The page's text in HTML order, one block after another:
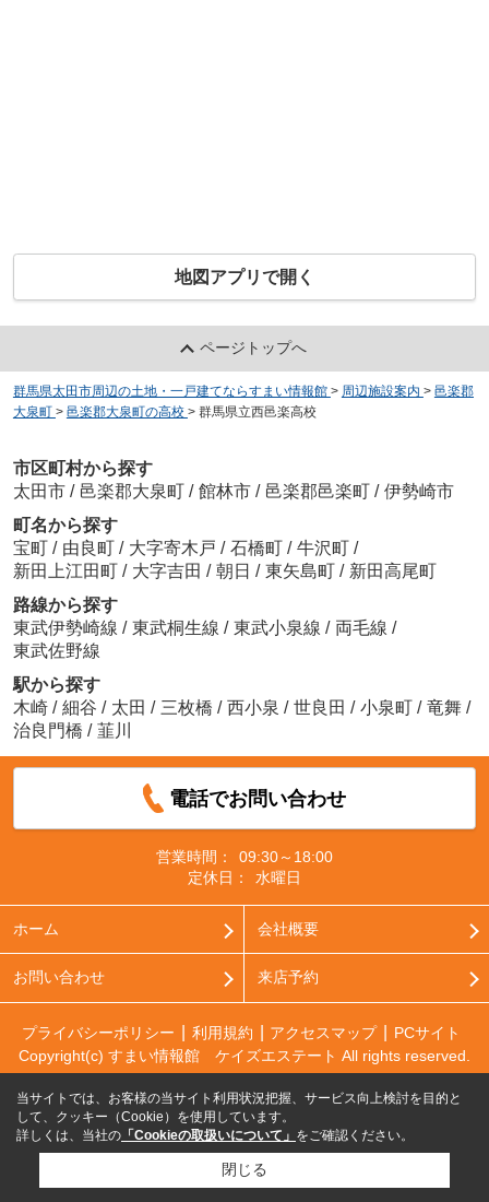
地図アプリで開く
ページトップへ
群馬県太田市周辺の土地・一戸建てならすまい情報館 > 周辺施設案内 > 邑楽郡
大泉町 > 邑楽郡大泉町の高校 > 群馬県立西邑楽高校
市区町村から探す
太田市 / 邑楽郡大泉町 / 館林市 / 邑楽郡邑楽町 / 伊勢崎市
町名から探す
宝町 / 由良町 / 大字寄木戸 / 石橋町 / 牛沢町 /
新田上江田町 / 大字吉田 / 朝日 / 東矢島町 / 新田高尾町
路線から探す
東武伊勢崎線 / 東武桐生線 / 東武小泉線 / 両毛線 /
東武佐野線
駅から探す
木崎 / 細谷 / 太田 / 三枚橋 / 西小泉 / 世良田 / 小泉町 / 竜舞 /
治良門橋 / 韮川
電話でお問い合わせ
営業時間：
09:30～18:00
定休日：
水曜日
ホーム 会社概要
お問い合わせ 来店予約
プライバシーポリシー 利用規約 アクセスマップ
PCサイト
Copyright(c) すまい情報館 ケイズエステート All rights reserved.
当サイトでは、お客様の当サイト利用状況把握、サービス向上検討を目的と
して、クッキー（Cookie）を使用しています。
詳しくは、当社の 「Cookieの取扱いについて」 をご確認ください。
閉じる